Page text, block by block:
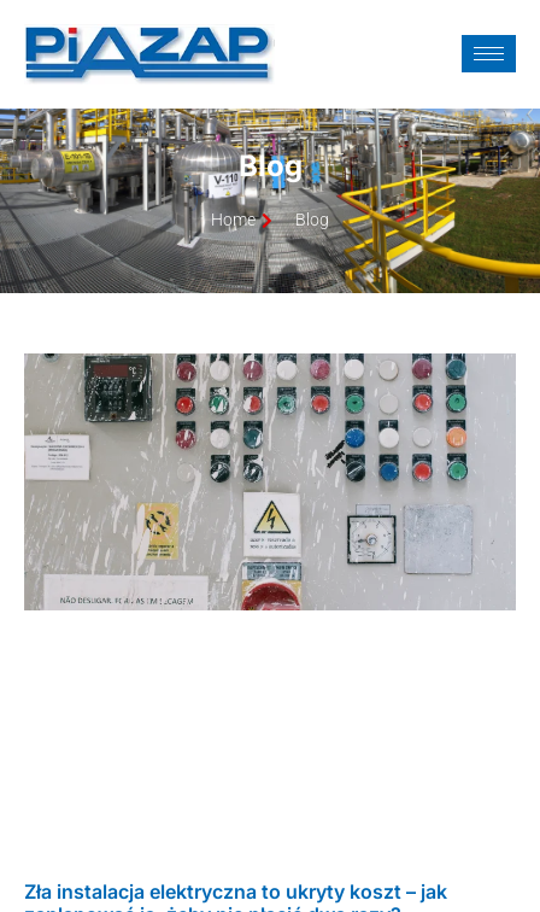
Blog
Home Blog
Zła instalacja elektryczna to ukryty koszt – jak